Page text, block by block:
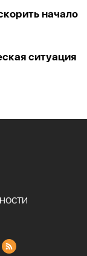
начало
ситуация